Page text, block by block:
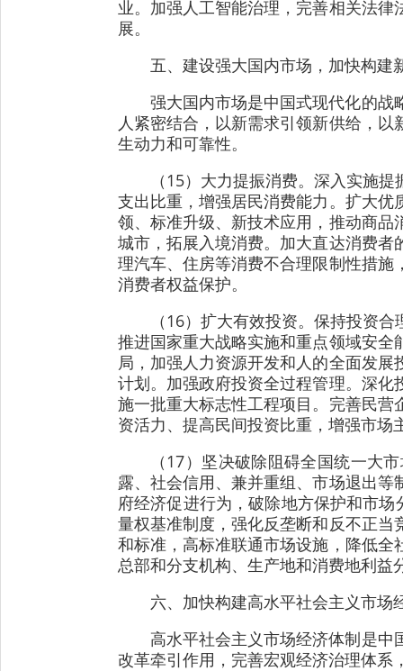
业。加强人工智能治理，完善相关法
展。
五、建设强大国内市场，加快构建
强大国内市场是中国式现代化的
人紧密结合，以新需求引领新供给，
生动力和可靠性。
（15）大力提振消费。深入实施
支出比重，增强居民消费能力。扩大
领、标准升级、新技术应用，推动商
城市，拓展入境消费。加大直达消费
理汽车、住房等消费不合理限制性措
消费者权益保护。
（16）扩大有效投资。保持投资
推进国家重大战略实施和重点领域安
局，加强人力资源开发和人的全面发
计划。加强政府投资全过程管理。深
施一批重大标志性工程项目。完善民
资活力、提高民间投资比重，增强市场
（17）坚决破除阻碍全国统一大
露、社会信用、兼并重组、市场退出
府经济促进行为，破除地方保护和市
量权基准制度，强化反垄断和反不正
和标准，高标准联通市场设施，降低
总部和分支机构、生产地和消费地利益
六、加快构建高水平社会主义市场
高水平社会主义市场经济体制是
改革牵引作用，完善宏观经济治理体系